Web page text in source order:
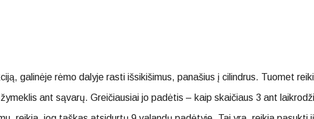
galinėje rėmo dalyje rasti išsikišimus, panašius į cilindrus. Tuomet
ant sąvarų. Greičiausiai jo padėtis – kaip skaičiaus 3 ant